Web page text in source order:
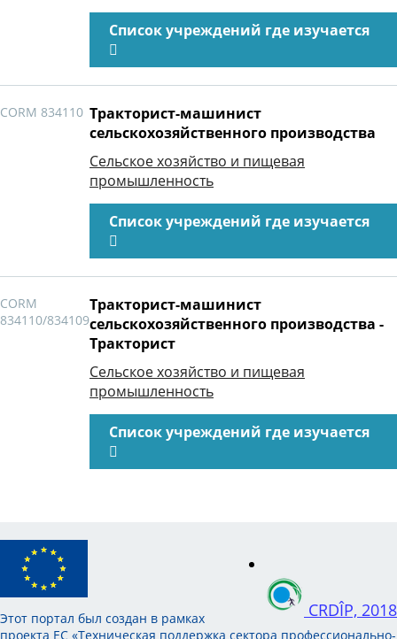
Список учреждений где изучается
CORM 834110 Тракторист-машинист
сельскохозяйственного производства
Сельское хозяйство и пищевая
промышленность
Список учреждений где изучается
CORM
834110/834109
Тракторист-машинист
сельскохозяйственного производства -
Тракторист
Сельское хозяйство и пищевая
промышленность
Список учреждений где изучается
CRDÎP, 2018
Этот портал был создан в рамках
проекта ЕС «Техническая поддержка сектора профессионально-